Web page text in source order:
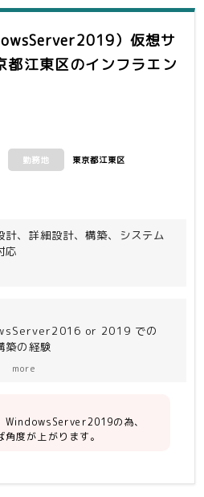
）仮想サ
都江東区のインフラエン
勤務地 東京都江東区
計、詳細設計、構築、システム
応
or 2019 での
築の経験
品、OracleDB
テム構成における要件定義、基
上流工程経験者
more
WindowsServer2019の為、
角度が上がります。